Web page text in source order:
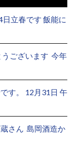
立春です 飯能に
ございます ⁡ 今年
す。 12月31日 午
さん ⁡ 島岡酒造か